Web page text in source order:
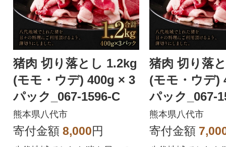
猪肉 切り落とし 1.2kg
(モモ・ウデ) 400g × 3
パック_067-1596-C
熊本県八代市
寄付金額 8,000円
猪肉 切り落
(モモ・ウデ)
パック_067-
熊本県八代市
寄付金額